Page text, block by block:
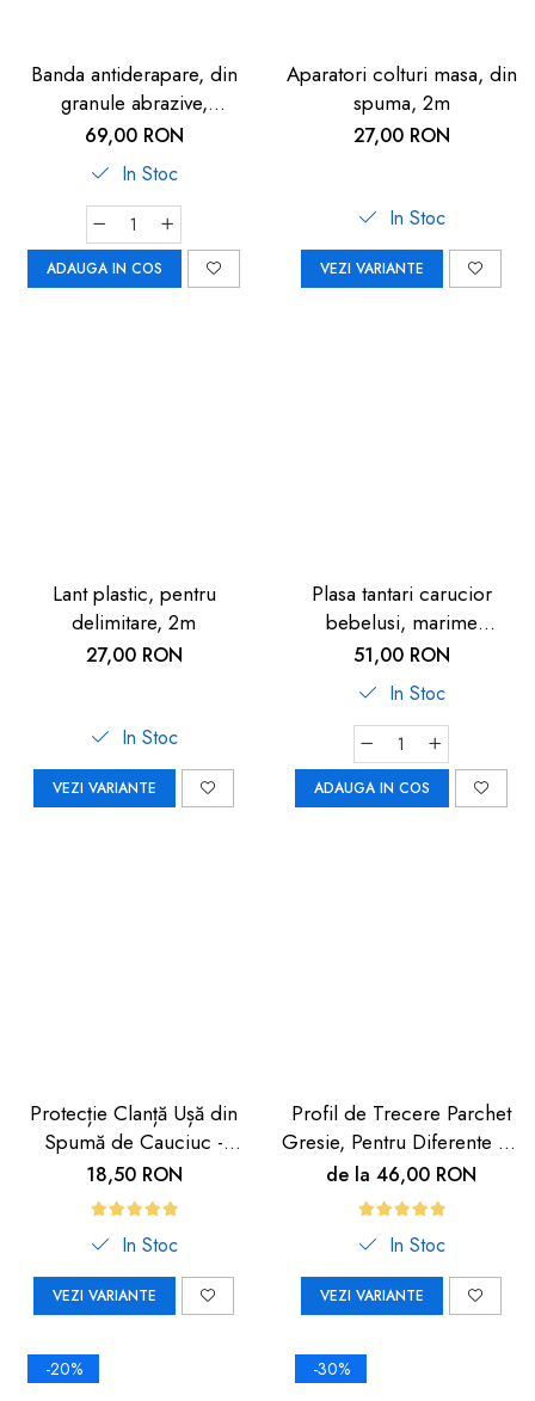
Banda antiderapare, din
granule abrazive,
autoadeziva, 5m, neagra
69,00 RON
In Stoc
ADAUGA IN COS
Aparatori colturi masa, din
spuma, 2m
27,00 RON
In Stoc
VEZI VARIANTE
Lant plastic, pentru
delimitare, 2m
27,00 RON
In Stoc
VEZI VARIANTE
Plasa tantari carucior
bebelusi, marime
universala, neagra, Reer
BiteSafe
51,00 RON
In Stoc
ADAUGA IN COS
Protecție Clanță Ușă din
Spumă de Cauciuc -
Siguranță pentru Copii |
Car Boy Safety
18,50 RON
In Stoc
VEZI VARIANTE
Profil de Trecere Parchet
Gresie, Pentru Diferente de
Nivel, Autoadeziv, Culoare
Lemn Deschis, 90cm
de la 46,00 RON
In Stoc
VEZI VARIANTE
-20% -30%